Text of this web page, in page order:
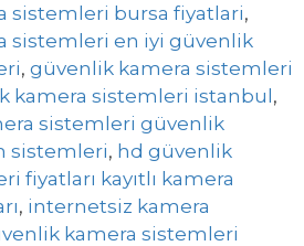
sistemleri bursa fiyatlari,
sistemleri en iyi güvenlik
, güvenlik kamera sistemleri
kamera sistemleri istanbul,
sistemleri güvenlik
sistemleri, hd güvenlik
fiyatları kayıtlı kamera
, internetsiz kamera
kamera sistemleri